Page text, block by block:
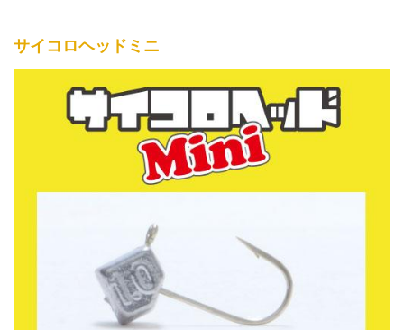
サイコロヘッドミニ